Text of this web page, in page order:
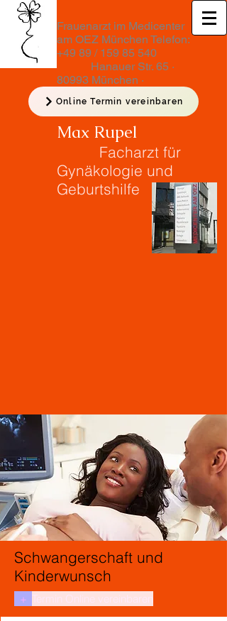
Frauenarzt im Medicenter
am OEZ München Telefon:
+49 89 / 159 85 540
Hanauer Str. 65 ·
80993 München ·
Max Rupel
Facharzt für
Gynäkologie und
Geburtshilfe
Online Termin vereinbaren
Schwangerschaft und
Kinderwunsch
+ Termin Online vereinbaren